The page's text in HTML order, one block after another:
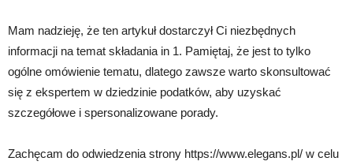
Mam nadzieję, że ten artykuł dostarczył Ci niezbędnych
informacji na temat składania in 1. Pamiętaj, że jest to tylko
ogólne omówienie tematu, dlatego zawsze warto skonsultować
się z ekspertem w dziedzinie podatków, aby uzyskać
szczegółowe i spersonalizowane porady.
Zachęcam do odwiedzenia strony https://www.elegans.pl/ w celu